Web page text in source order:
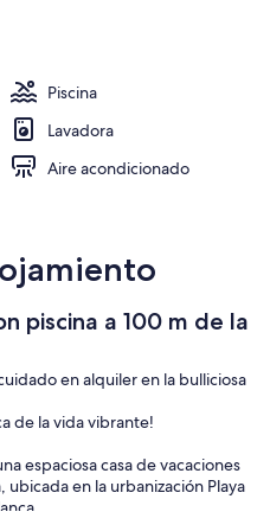
Piscina
Lavadora
Aire acondicionado
piscina a 100 m de la
en alquiler en la bulliciosa
de la vida vibrante!
espaciosa casa de vacaciones
en la urbanización Playa